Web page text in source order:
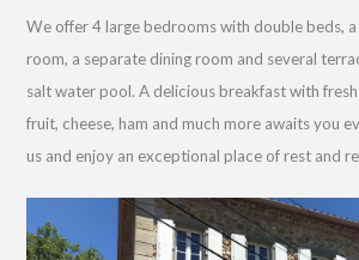
We offer 4 large bedrooms with double beds,
room, a separate dining room and several
salt water pool. A delicious breakfast with
fruit, cheese, ham and much more awaits you
us and enjoy an exceptional place of rest and